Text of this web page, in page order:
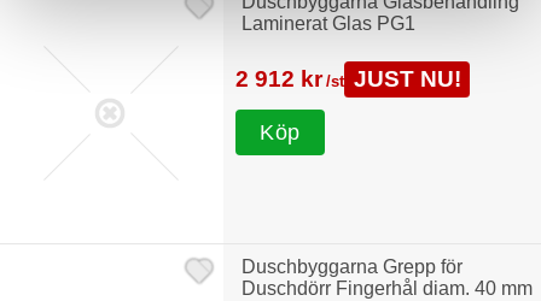
Laminerat Glas PG1
2 912 kr /st JUST NU!
Köp
Duschbyggarna Grepp för
Duschdörr Fingerhål diam. 40 mm